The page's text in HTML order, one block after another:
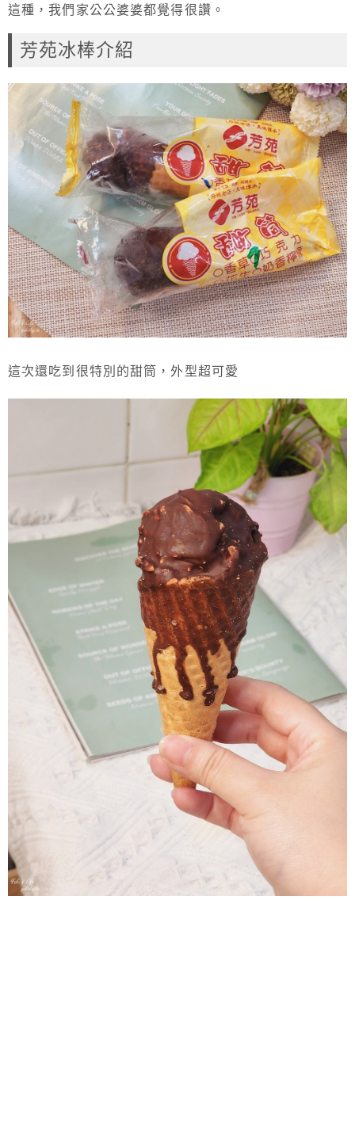
這種，我們家公公婆婆都覺得很讚。
芳苑冰棒介紹
這次還吃到很特別的甜筒，外型超可愛